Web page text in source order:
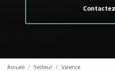
Accueil Secteur Valence